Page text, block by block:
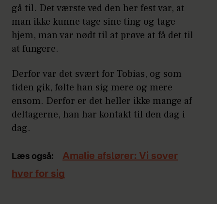
gå til. Det værste ved den her fest var, at
man ikke kunne tage sine ting og tage
hjem, man var nødt til at prøve at få det til
at fungere.
Derfor var det svært for Tobias, og som
tiden gik, følte han sig mere og mere
ensom. Derfor er det heller ikke mange af
deltagerne, han har kontakt til den dag i
dag.
Læs også:
Amalie afslører: Vi sover
hver for sig